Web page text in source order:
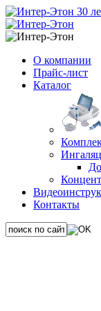
О компании
Прайс-лист
Каталог
Контакты